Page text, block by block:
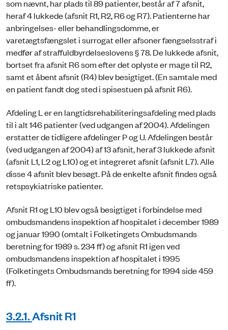
som nævnt, har plads til 89 patienter, består af 7 afsnit,
heraf 4 lukkede (afsnit R1, R2, R6 og R7). Patienterne har
anbringelses- eller behandlingsdomme, er
varetægtsfængslet i surrogat eller afsoner fængselsstraf i
medfør af straffuldbyrdelseslovens § 78. De lukkede afsnit,
bortset fra afsnit R6 som efter det oplyste er mage til R2,
samt et åbent afsnit (R4) blev besigtiget. (En samtale med
en patient fandt dog sted i spisestuen på afsnit R6).
Afdeling L er en langtidsrehabiliteringsafdeling med plads
til i alt 146 patienter (ved udgangen af 2004). Afdelingen
erstatter de tidligere afdelinger P og U. Afdelingen består
(ved udgangen af 2004) af 13 afsnit, heraf 3 lukkede afsnit
(afsnit L1, L2 og L10) og et integreret afsnit (afsnit L7). Alle
disse 4 afsnit blev besøgt. På de enkelte afsnit findes også
retspsykiatriske patienter.
Afsnit R1 og L10 blev også besigtiget i forbindelse med
ombudsmandens inspektion af hospitalet i december 1989
og januar 1990 (omtalt i Folketingets Ombudsmands
beretning for 1989 s. 234 ff) og afsnit R1 igen ved
ombudsmandens inspektion af hospitalet i 1995
(Folketingets Ombudsmands beretning for 1994 side 459
ff).
3.2.1. Afsnit R1